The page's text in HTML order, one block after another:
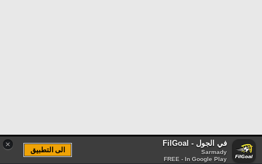
× في الجول - FilGoal
Sarmady
FREE - In Google Play
الى التطبيق